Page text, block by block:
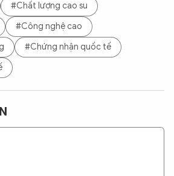
#Chất lượng cao su
#Công nghệ cao
#Chứng nhận quốc tế